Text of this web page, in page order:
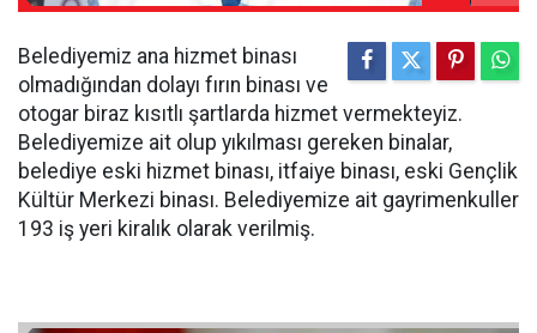
Belediyemiz ana hizmet binası
olmadığından dolayı fırın binası ve
otogar biraz kısıtlı şartlarda hizmet vermekteyiz.
Belediyemize ait olup yıkılması gereken binalar,
belediye eski hizmet binası, itfaiye binası, eski Gençlik
Kültür Merkezi binası. Belediyemize ait gayrimenkuller
193 iş yeri kiralık olarak verilmiş.